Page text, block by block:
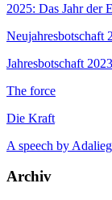
2025: Das Jahr der
Neujahresbotschaft
Jahresbotschaft 2023
The force
Die Kraft
A speech by
Archiv